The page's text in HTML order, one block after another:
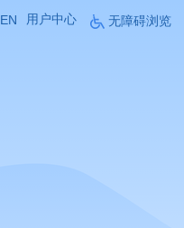
EN 用户中心 无障碍浏览